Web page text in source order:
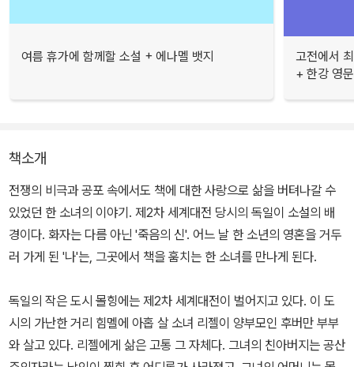
여름 휴가에 함께할 소설 + 에나멜 뱃지
고전에서
+ 한강 영
책소개
전쟁의 비극과 공포 속에서도 책에 대한 사랑으로 삶을 버텨나갈 수
있었던 한 소녀의 이야기. 제2차 세계대전 당시의 독일이 소설의 배
경이다. 화자는 다름 아닌 '죽음의 신'. 어느 날 한 소년의 영혼을 거두
러 가게 된 '나'는, 그곳에서 책을 훔치는 한 소녀를 만나게 된다.
독일의 작은 도시 몰힝에는 제2차 세계대전이 벌어지고 있다. 이 도
시의 가난한 거리 힘멜에 아홉 살 소녀 리젤이 양부모인 후버만 부부
와 살고 있다. 리젤에게 삶은 고통 그 자체다. 그녀의 친아버지는 공산